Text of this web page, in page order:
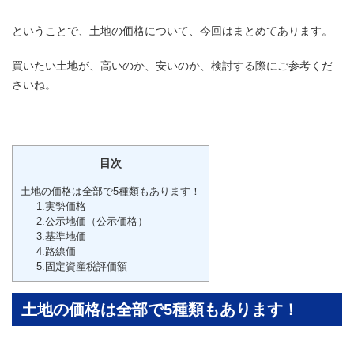
ということで、土地の価格について、今回はまとめてあります。
買いたい土地が、高いのか、安いのか、検討する際にご参考くだ
さいね。
目次
土地の価格は全部で5種類もあります！
1.実勢価格
2.公示地価（公示価格）
3.基準地価
4.路線価
5.固定資産税評価額
土地の価格は全部で5種類もあります！